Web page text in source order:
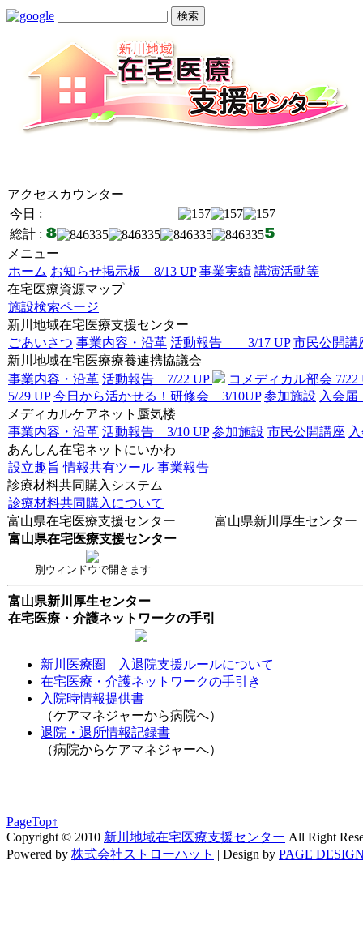
アクセスカウンター
今日 :
総計 :
メニュー
ホーム お知らせ掲示板 8/13 UP 事業実績 講演活動等
在宅医療資源マップ
施設検索ページ
新川地域在宅医療支援センター
ごあいさつ 事業内容・沿革 活動報告 3/17 UP 市民公開
新川地域在宅医療療養連携協議会
事業内容・沿革 活動報告 7/22 UP
コメディカル部会 7/22
5/29 UP 今日から活かせる！研修会 3/10UP 参加施設 入
メディカルケアネット蜃気楼
事業内容・沿革 活動報告 3/10 UP 参加施設 市民公開講座
あんしん在宅ネットにいかわ
設立趣旨 情報共有ツール 事業報告
診療材料共同購入システム
診療材料共同購入について
富山県在宅医療支援センター 富山県新川厚生センター
富山県在宅医療支援センター
別ウィンドウで開きます
富山県新川厚生センター
在宅医療・介護ネットワークの手引
新川医療圏 入退院支援ルールについて
在宅医療・介護ネットワークの手引き
入院時情報提供書
（ケアマネジャーから病院へ）
退院・退所情報記録書
（病院からケアマネジャーへ）
PageTop↑
Copyright © 2010 新川地域在宅医療支援センター All Right
Powered by 株式会社ストローハット | Design by PAGE